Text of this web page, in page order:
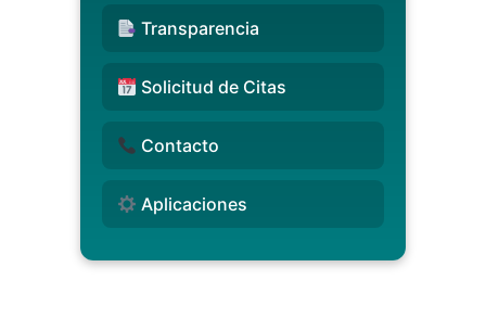
Transparencia
Solicitud de Citas
Contacto
Aplicaciones